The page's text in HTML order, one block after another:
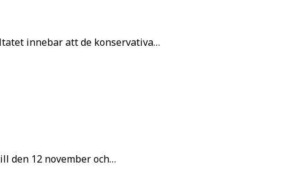
innebar att de konservativa…
den 12 november och…